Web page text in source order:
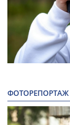
ФОТОРЕПОРТАЖ